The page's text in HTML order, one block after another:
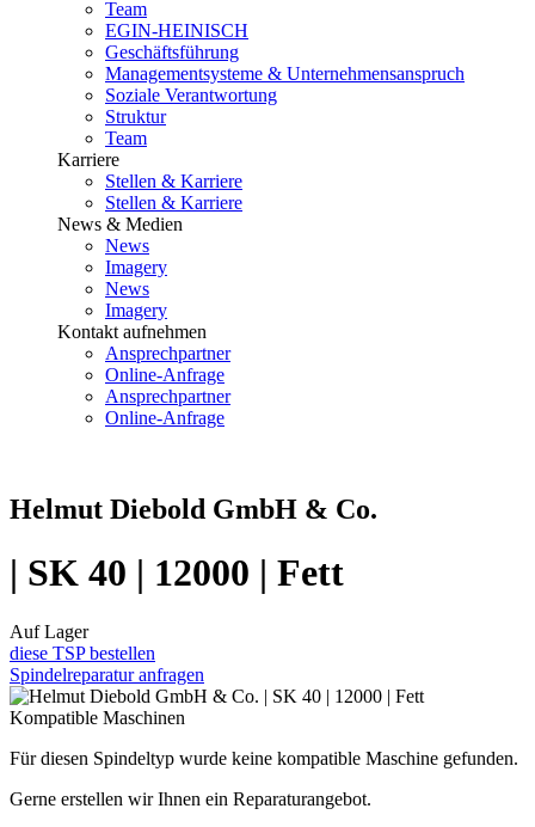
Team
EGIN-HEINISCH
Geschäftsführung
Managementsysteme & Unternehmensanspruch
Soziale Verantwortung
Struktur
Team
Karriere
Stellen & Karriere
Stellen & Karriere
News & Medien
News
Imagery
News
Imagery
Kontakt aufnehmen
Ansprechpartner
Online-Anfrage
Ansprechpartner
Online-Anfrage
Helmut Diebold GmbH & Co.
| SK 40 | 12000 | Fett
Auf Lager
diese TSP bestellen
Spindelreparatur anfragen
Kompatible Maschinen
Für diesen Spindeltyp wurde keine kompatible Maschine gefunden.
Gerne erstellen wir Ihnen ein Reparaturangebot.